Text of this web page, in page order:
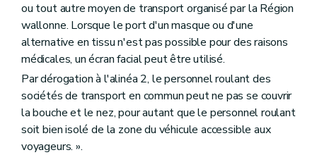
ou tout autre moyen de transport organisé par la Région
wallonne. Lorsque le port d'un masque ou d'une
alternative en tissu n'est pas possible pour des raisons
médicales, un écran facial peut être utilisé.
Par dérogation à l'alinéa 2, le personnel roulant des
sociétés de transport en commun peut ne pas se couvrir
la bouche et le nez, pour autant que le personnel roulant
soit bien isolé de la zone du véhicule accessible aux
voyageurs. ».